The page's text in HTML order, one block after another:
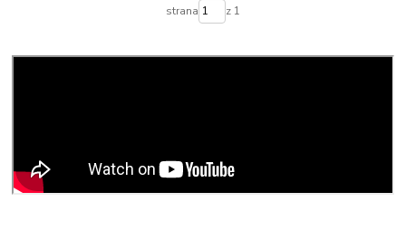
strana z 1